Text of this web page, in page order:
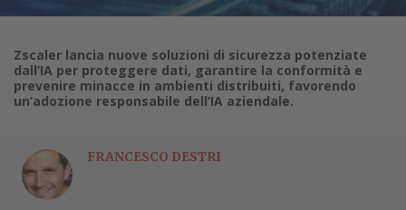
Zscaler lancia nuove soluzioni di sicurezza potenziate
dall’IA per proteggere dati, garantire la conformità e
prevenire minacce in ambienti distribuiti, favorendo
un’adozione responsabile dell’IA aziendale.
FRANCESCO DESTRI